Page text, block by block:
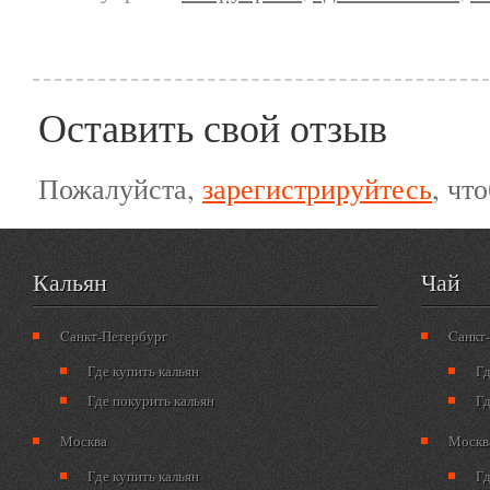
Оставить свой отзыв
Пожалуйста, зарегистрируйтесь,
Кальян
Cанкт-Петербург
Где купить кальян
Где покурить кальян
Москва
Где купить кальян
Чай